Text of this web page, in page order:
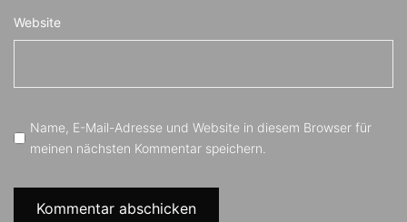
Website
Name, E-Mail-Adresse und Website in diesem Browser für
meinen nächsten Kommentar speichern.